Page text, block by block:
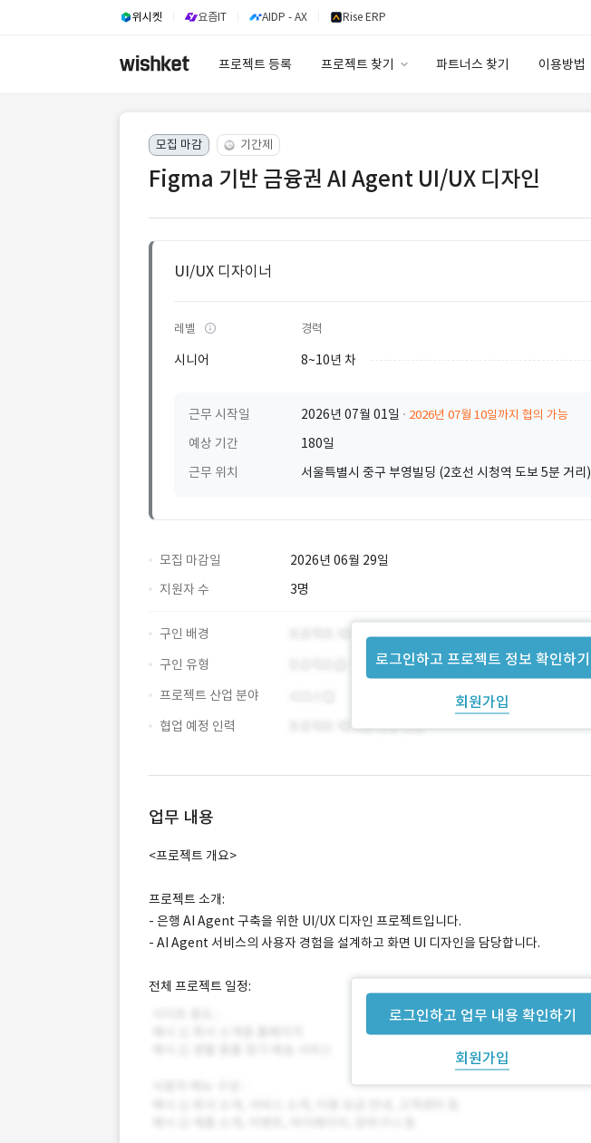
위시켓 요즘IT AIDP - AX Rise ERP
프로젝트 등록 프로젝트 찾기 파트너스 찾기 이용방법
모집 마감 기간제
Figma 기반 금융권 AI Agent UI/UX 디자인
UI/UX 디자이너
레벨 경력
시니어 8~10년 차
근무 시작일 2026년 07월 01일 2026년 07월 10일까지 협의 가능
예상 기간
180일
근무 위치
서울특별시 중구 부영빌딩 (2호선 시청역 도보 5분 거리)
모집 마감일
2026년 06월 29일
지원자 수
3명
로그인하고 프로젝트 정보 확인하기
회원가입
구인 배경
구인 유형
프로젝트 산업 분야
협업 예정 인력
업무 내용
로그인하고 업무 내용 확인하기
회원가입
<프로젝트 개요>
프로젝트 소개:
- 은행 AI Agent 구축을 위한 UI/UX 디자인 프로젝트입니다.
- AI Agent 서비스의 사용자 경험을 설계하고 화면 UI 디자인을 담당합니다.
전체 프로젝트 일정: